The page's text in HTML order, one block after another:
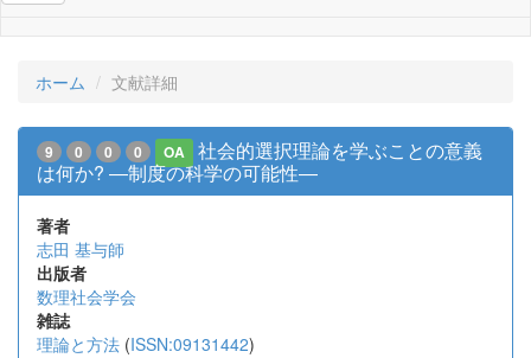
ホーム 文献詳細
9 0 0 0 OA
社会的選択理論を学ぶことの意義
は何か? ―制度の科学の可能性―
著者
志田 基与師
出版者
数理社会学会
雑誌
理論と方法 (ISSN:09131442)